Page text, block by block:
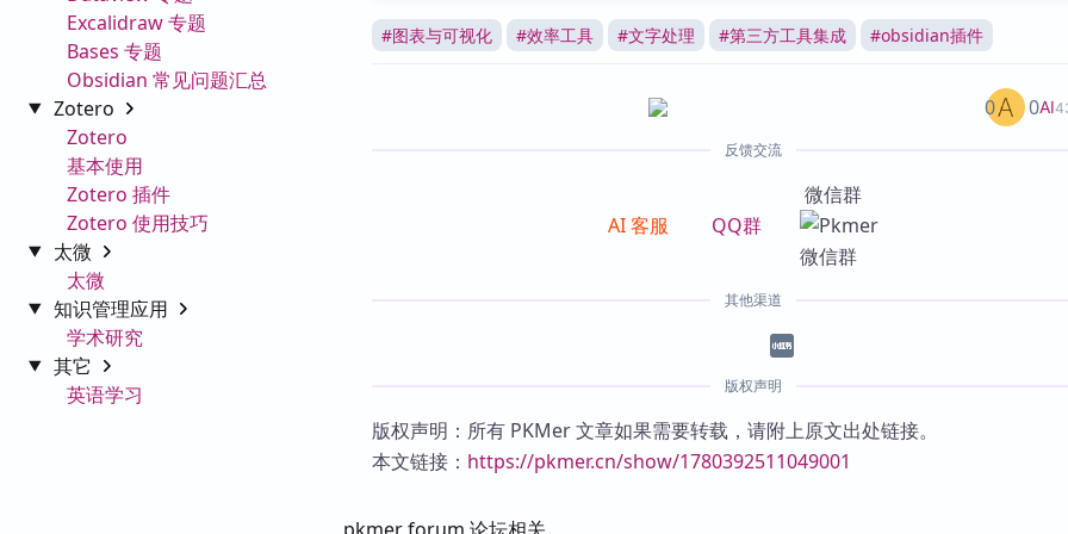
Excalidraw 专题
Bases 专题
Obsidian 常见问题汇总
Zotero
Zotero
基本使用
Zotero 插件
Zotero 使用技巧
太微
太微
知识管理应用
学术研究
其它
英语学习
#图表与可视化 #效率工具 #文字处理 #第三方工具集成 #obsidian插件
AI
0 0
反馈交流
AI 客服 QQ群
微信群
其他渠道
版权声明
版权声明：所有 PKMer 文章如果需要转载，请附上原文出处链接。
本文链接： https://pkmer.cn/show/1780392511049001